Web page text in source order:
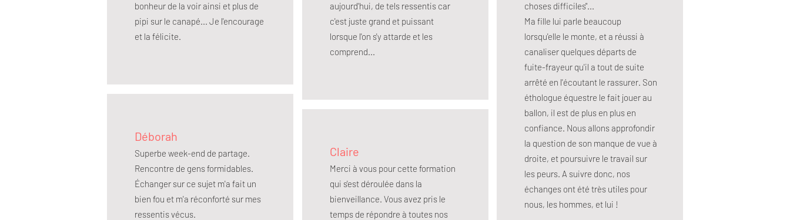
bonheur de la voir ainsi et plus de
pipi sur le canapé... Je l'encourage
et la félicite.
Déborah
Superbe week-end de partage.
Rencontre de gens formidables.
Échanger sur ce sujet m'a fait un
bien fou et m'a réconforté sur mes
ressentis vécus.
aujourd'hui, de tels ressentis car
c'est juste grand et puissant
lorsque l'on s'y attarde et les
comprend...
Claire
Merci à vous pour cette formation
qui s'est déroulée dans la
bienveillance. Vous avez pris le
temps de répondre à toutes nos
choses difficiles"...
Ma fille lui parle beaucoup
lorsqu'elle le monte, et a réussi à
canaliser quelques départs de
fuite-frayeur qu'il a tout de suite
arrêté en l'écoutant le rassurer. Son
éthologue équestre le fait jouer au
ballon, il est de plus en plus en
confiance. Nous allons approfondir
la question de son manque de vue à
droite, et poursuivre le travail sur
les peurs. A suivre donc, nos
échanges ont été très utiles pour
nous, les hommes, et lui !